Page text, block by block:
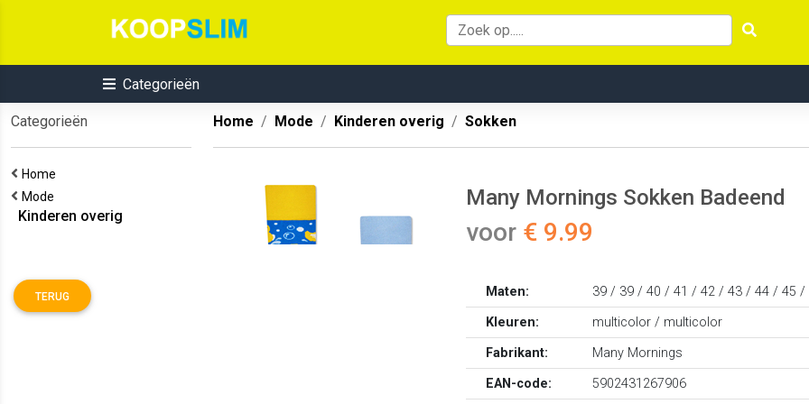
Categorieën
Categorieën
Home
Mode
Kinderen overig
TERUG
Home Mode Kinderen overig Sokken
Many Mornings Sokken Badeend
voor € 9.99
Maten:
39 / 39 / 40 / 41 / 42 / 43 / 44 / 45 /
Kleuren:
multicolor / multicolor
Fabrikant:
Many Mornings
EAN-code:
5902431267906